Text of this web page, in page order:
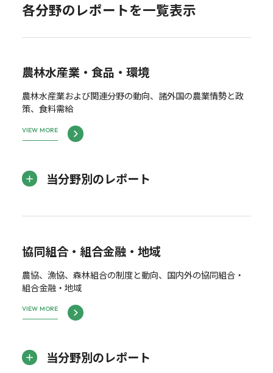
各分野のレポートを一覧表示
農林水産業・食品・環境
農林水産業および関連分野の動向、諸外国の農業情勢と政
策、食料需給
VIEW MORE
当分野別のレポート
協同組合・組合金融・地域
農協、漁協、森林組合の制度と動向、国内外の協同組合・
組合金融・地域
VIEW MORE
当分野別のレポート